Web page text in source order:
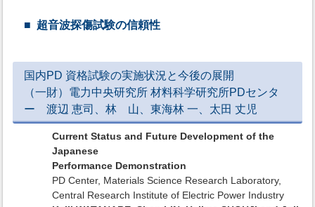
超音波探傷試験の信頼性
国内PD 資格試験の実施状況と今後の展開
（一財）電力中央研究所 材料科学研究所PDセンタ
ー 渡辺 恵司、林 山、東海林 一、太田 丈児
Current Status and Future Development of the
Japanese
Performance Demonstration
PD Center, Materials Science Research Laboratory,
Central Research Institute of Electric Power Industry